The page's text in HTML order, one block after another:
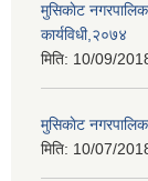
मुसिकाेट
कार्यविधी,२०७४
मिति: 10/09/
मुसिकाेट
मिति: 10/07/